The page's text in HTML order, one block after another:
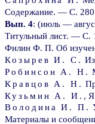
Содержание. — С.
Вып. 4: (июль —
Титульный лист. — С.
Филин Ф. П. Об
Козырев И. С.
Робинсон А. Н.
Кравцов А. Н.
Кузьмин А. И. ,
Володина И. П.
Материалы и